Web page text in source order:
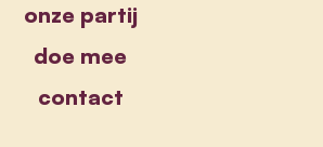
onze partij
doe mee
contact